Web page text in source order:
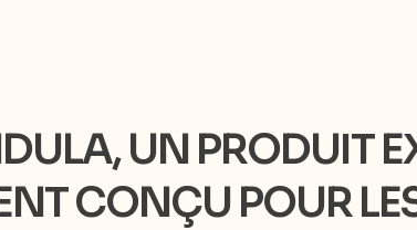
UN PRODUIT
CONÇU POUR